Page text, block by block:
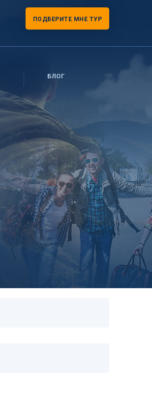
ПОДБЕРИТЕ МНЕ ТУР
БЛОГ